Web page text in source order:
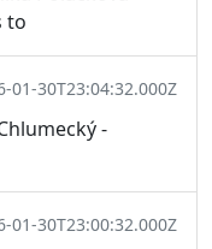
to
01-30T23:04:32.000Z
-
01-30T23:00:32.000Z